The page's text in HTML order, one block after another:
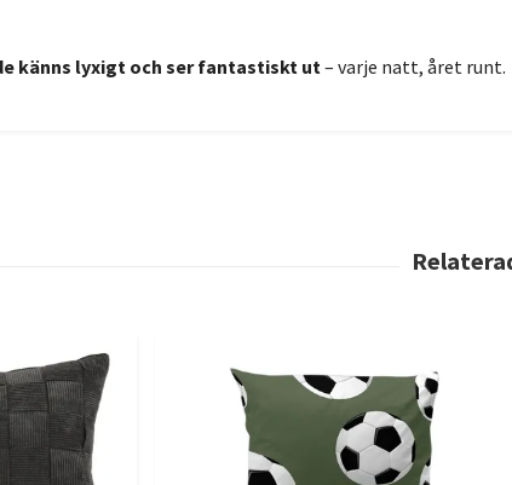
känns lyxigt och ser fantastiskt ut– varje natt, året runt.